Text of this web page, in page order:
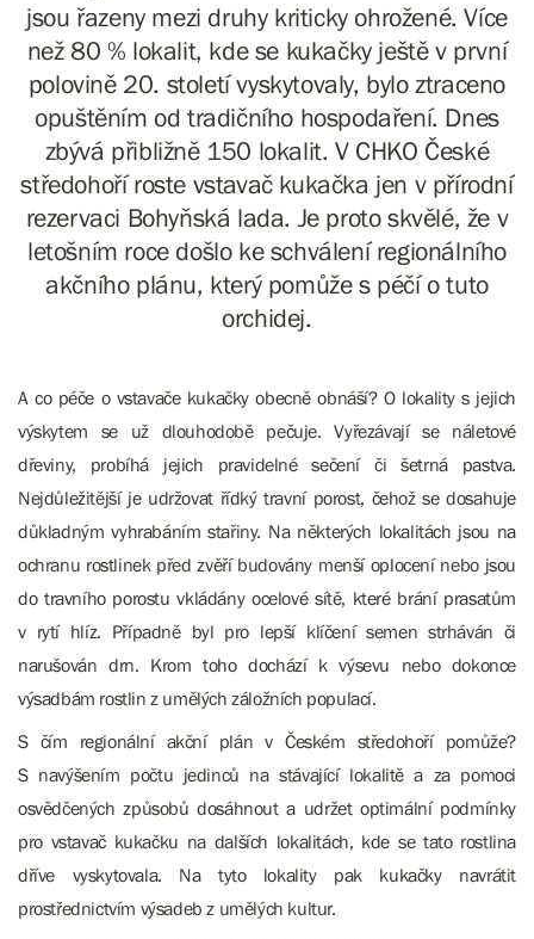
jsou řazeny mezi druhy kriticky ohrožené. Více
než 80 % lokalit, kde se kukačky ještě v první
polovině 20. století vyskytovaly, bylo ztraceno
opuštěním od tradičního hospodaření. Dnes
zbývá přibližně 150 lokalit. V CHKO České
středohoří roste vstavač kukačka jen v přírodní
rezervaci Bohyňská lada. Je proto skvělé, že v
letošním roce došlo ke schválení regionálního
akčního plánu, který pomůže s péčí o tuto
orchidej.
A co péče o vstavače kukačky obecně obnáší? O lokality s jejich
výskytem se už dlouhodobě pečuje. Vyřezávají se náletové
dřeviny, probíhá jejich pravidelné sečení či šetrná pastva.
Nejdůležitější je udržovat řídký travní porost, čehož se dosahuje
důkladným vyhrabáním stařiny. Na některých lokalitách jsou na
ochranu rostlinek před zvěří budovány menší oplocení nebo jsou
do travního porostu vkládány ocelové sítě, které brání prasatům
v rytí hlíz. Případně byl pro lepší klíčení semen strháván či
narušován drn. Krom toho dochází k výsevu nebo dokonce
výsadbám rostlin z umělých záložních populací.
S čím regionální akční plán v Českém středohoří pomůže?
S navýšením počtu jedinců na stávající lokalitě a za pomoci
osvědčených způsobů dosáhnout a udržet optimální podmínky
pro vstavač kukačku na dalších lokalitách, kde se tato rostlina
dříve vyskytovala. Na tyto lokality pak kukačky navrátit
prostřednictvím výsadeb z umělých kultur.